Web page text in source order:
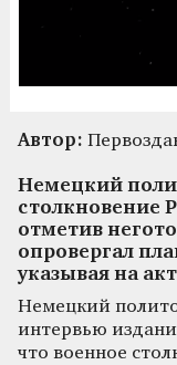
Автор:
Немецкий
столкновение
отметив
опровергал
указывая на
Немецкий
интервью
что военное